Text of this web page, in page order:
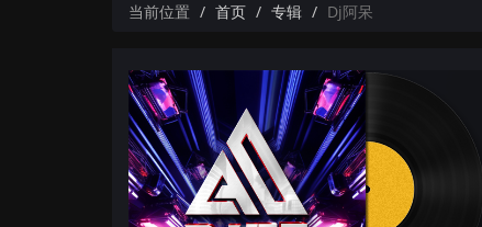
当前位置 首页 专辑 Dj阿呆